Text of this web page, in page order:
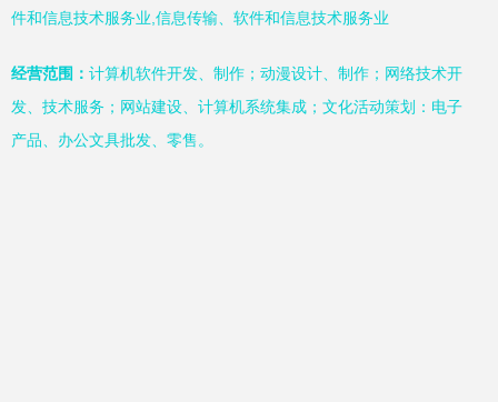
件和信息技术服务业,信息传输、软件和信息技术服务业
经营范围： 计算机软件开发、制作；动漫设计、制作；网络技术开
发、技术服务；网站建设、计算机系统集成；文化活动策划：电子
产品、办公文具批发、零售。